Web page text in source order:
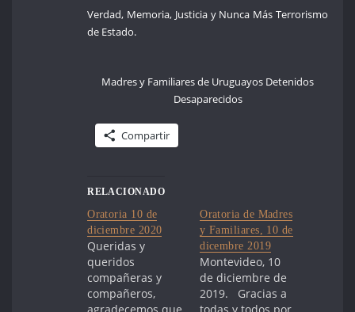
Verdad, Memoria, Justicia y Nunca Más Terrorismo
de Estado.
Madres y Familiares de Uruguayos Detenidos
Desaparecidos
Compartir
RELACIONADO
Oratoria 10 de
diciembre 2020
Queridas y
queridos
compañeras y
compañeros,
Oratoria de Madres
y Familiares, 10 de
dicembre 2019
Montevideo, 10
de diciembre de
2019. Gracias a